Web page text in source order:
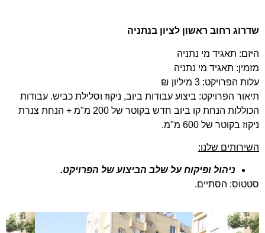
שדרוג רחוב ראשון לציון בנתניה
היזם: תאגיד מי נתניה
מזמין: תאגיד מי נתניה
עלות הפרויקט: 3 מיליון ₪
תיאור הפרויקט: ביצוע עבודות ביוב, ניקוז וסלילת כביש. עבודות
הכוללות הנחת קו ביוב חדש בקוטר של 200 מ"מ + הנחת צנרת
ניקוז בקוטר של 600 מ"מ.
השירותים שלנו:
ניהול ופיקוח על שלב הביצוע של הפרויקט.
סטטוס: הסתיים.